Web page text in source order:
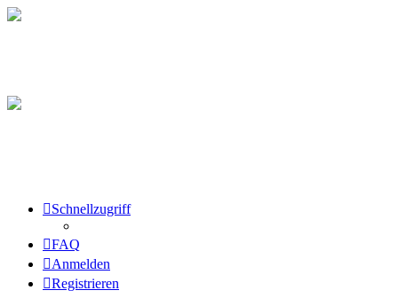
Schnellzugriff
FAQ
Anmelden
Registrieren